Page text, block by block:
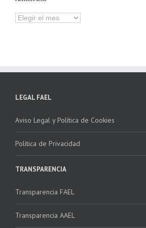
Hemeroteca
LEGAL FAEL
Aviso Legal y Política de Cookies
Política de Privacidad
TRANSPARENCIA
Transparencia FAEL
Transparencia AAEL